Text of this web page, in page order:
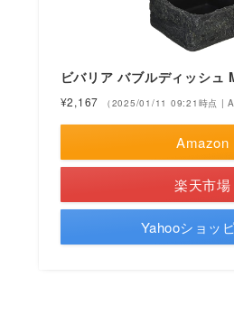
ビバリア バブルディッシュ
¥2,167 （2025/01/11 09:21時点 |
Amazon
楽天市場
Yahooショッ